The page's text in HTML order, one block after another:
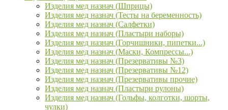
Изделия мед назнач (Шприцы)
Изделия мед назнач (Тесты на беременность)
Изделия мед назнач (Салфетки)
Изделия мед назнач (Пластыри наборы)
Изделия мед назнач (Горчишники, пипетки...)
Изделия мед назнач (Маски, Компрессы...)
Изделия мед назнач (Презервативы №3)
Изделия мед назнач (Презервативы №12)
Изделия мед назнач (Презервативы прочие)
Изделия мед назнач (Пластыри рулоны)
Изделия мед назнач (Гольфы, колготки, шорты,
чулки)